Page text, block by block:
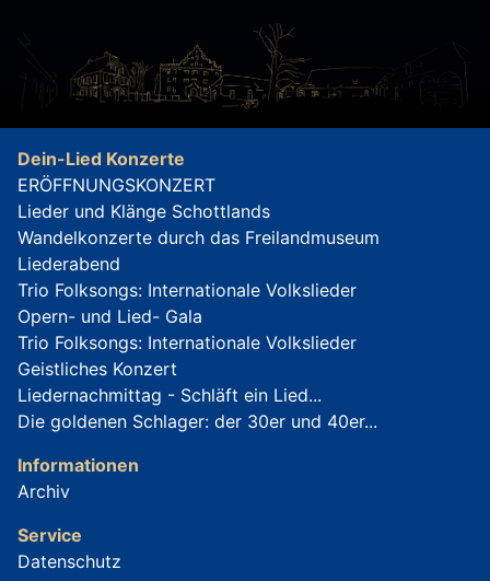
Dein-Lied Konzerte
ERÖFFNUNGSKONZERT
Lieder und Klänge Schottlands
Wandelkonzerte durch das Freilandmuseum
Liederabend
Trio Folksongs: Internationale Volkslieder
Opern- und Lied- Gala
Trio Folksongs: Internationale Volkslieder
Geistliches Konzert
Liedernachmittag - Schläft ein Lied...
Die goldenen Schlager: der 30er und 40er...
Informationen
Archiv
Service
Datenschutz